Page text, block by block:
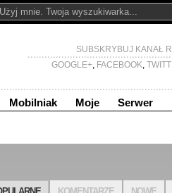
SUBSKRYBUJ KANAŁ
GOOGLE+, FACEBOOK,
Mobilniak Moje Serwer